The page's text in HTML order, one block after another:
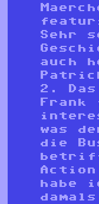
Sehr
auch
2.
Frank
was
die
habe